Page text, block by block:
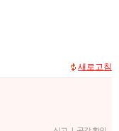
새로고침